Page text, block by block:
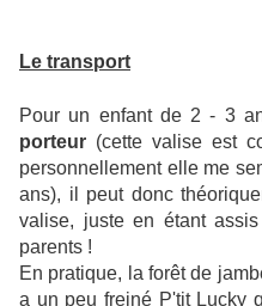
Le transport
Pour un enfant de 2 - 3
porteur (cette valise est
personnellement elle me
ans), il peut donc
valise, juste en étant
parents !
En pratique, la forêt de
a un peu freiné P'tit Lucky